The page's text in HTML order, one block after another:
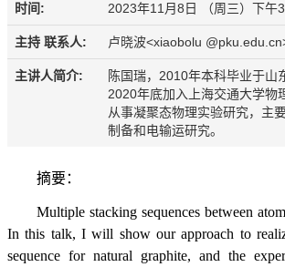
时间: 2023年11月8日 （周三）下午
主持 联系人: 卢晓波<xiaobolu
主讲人简介:
陈国瑞，2010年本科毕业于山
2020年底加入上海交通大学物
从事凝聚态物理实验研究，主
制备和电输运研究。
摘要：
Multiple stacking sequences between
In this talk, I will show our approach to
sequence for natural graphite, and the